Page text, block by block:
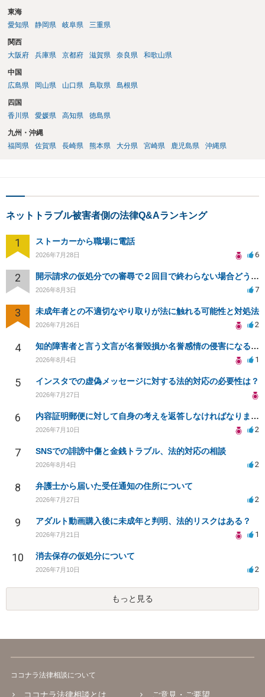
東海
愛知県
静岡県 岐阜県 三重県
関西
大阪府
兵庫県 京都府 滋賀県 奈良県 和歌山県
中国
広島県
岡山県 山口県 鳥取県 島根県
四国
香川県
愛媛県 高知県 徳島県
九州・沖縄
福岡県
佐賀県 長崎県 熊本県 大分県 宮崎県 鹿児島県 沖縄県
ネットトラブル被害者側の法律Q&Aランキング
1 ストーカーから職場に電話
2026年7月28日 6
2 開示請求の仮処分での審尋で２回目で終わらない場合どうしたらいいですか
2026年8月3日 7
3 未成年者との不適切なやり取りが法に触れる可能性と対処法
2026年7月26日 2
4 知的障害者と言う文言が名誉毀損か名誉感情の侵害になるか教えてほしい。
2026年8月4日 1
5 インスタでの虚偽メッセージに対する法的対応の必要性は？
2026年7月27日
6 内容証明郵便に対して自身の考えを返答しなければなりませんか？
2026年7月10日 2
7 SNSでの誹謗中傷と金銭トラブル、法的対応の相談
2026年8月4日 2
8 弁護士から届いた受任通知の住所について
2026年7月27日 2
9 アダルト動画購入後に未成年と判明、法的リスクはある？
2026年7月21日 1
10 消去保存の仮処分について
2026年7月10日 2
もっと見る
ココナラ法律相談について
ココナラ法律相談とは ご意見・ご要望